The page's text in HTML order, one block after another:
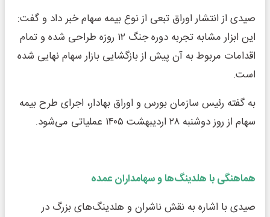
صیدی از انتشار اوراق تبعی از نوع بیمه سهام خبر داد و گفت:
این ابزار مشابه تجربه دوره جنگ ۱۲ روزه طراحی شده و تمام
اقدامات مربوط به آن پیش از بازگشایی بازار سهام نهایی شده
است.
به گفته رئیس سازمان بورس و اوراق بهادار، اجرای طرح بیمه
سهام از روز دوشنبه ۲۸ اردیبهشت ۱۴۰۵ عملیاتی می‌شود.
هماهنگی با هلدینگ‌ها و سهامداران عمده
صیدی با اشاره به نقش ناشران و هلدینگ‌های بزرگ در